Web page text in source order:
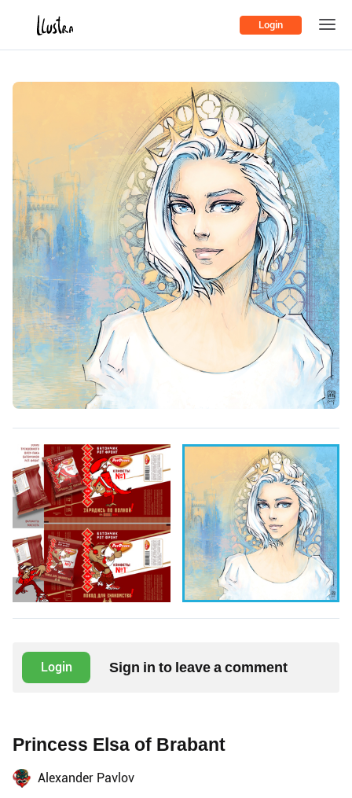
Login
Login Sign in to leave a comment
Princess Elsa of Brabant
Alexander Pavlov